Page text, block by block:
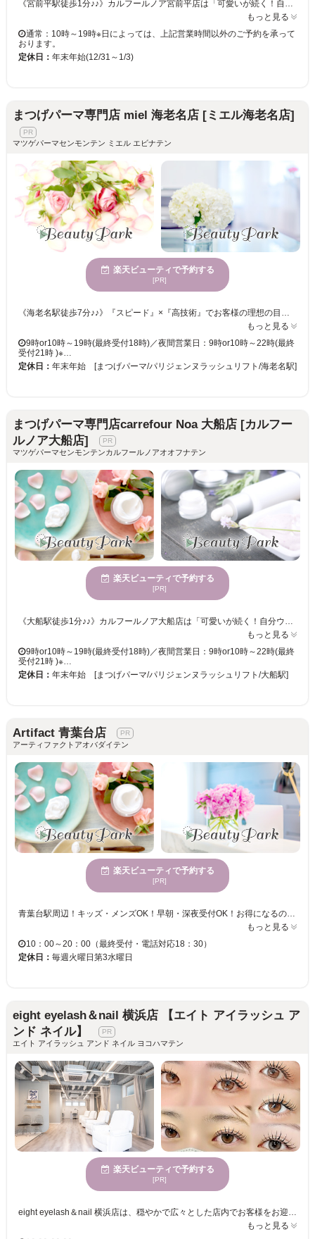
《宮前平駅徒歩1分♪♪》カルフールノア宮前平店は「可愛いが続く！自分ウケ120%」をモットーにしたアイ専門店♪自分ウケやメロい目元になりたい方、忙しい時間の中で時短で可愛い目元になりたい方・コスパもタイパも良く通いたいお客様に◎ carrefour Noa宮前平店は、自分ウケ120%・メロい目元になれるアイ専門店♪ タイパもコスパも良く、通いやすいお店づくりを徹底！ . 忙しくても、高いお金を払わなくても、アナタの可愛い目元を全力でサポート☆ . まつげパーマやパリジェンヌが初めての方も、お気軽にご来店ください。 スタッフがなりたいイメージとまつげ・眉毛の状態を見ながら、理想に近づくお手伝いをさせて頂きます♪ . 宮前平駅から近くのアイ専門店はcarrefour Noa宮前平店♪ . 【電話予約について】サロンからのお願い 当店はご来店中のお客様との時間を大切にするため、お電話でのご予約ですとお待たせしてしまう場合があります。 また、楽天ビューティー経由のお電話は、予約専用のためお客様のお電話番号がわからず、折り返しが出来かねます。 大変恐縮ですが、楽天ビューティー等のネット予約からご予約をお願いいたします。
もっと見る
通常：10時～19時※日によっては、上記営業時間以外のご予約を承って
おります。
定休日： 年末年始(12/31～1/3)
まつげパーマ専門店 miel 海老名店 [ミエル海老名店]
マツゲパーマセンモンテン ミエル エビナテン
楽天ビューティで予約する
[PR]
もっと見る
9時or10時～19時(最終受付18時)／夜間営業日：9時or10時～22時(最終
受付21時 )※…
定休日： 年末年始 [まつげパーマ/パリジェンヌラッシュリフト/海老名駅]
まつげパーマ専門店carrefour Noa 大船店 [カルフー
ルノア大船店]
マツゲパーマセンモンテンカルフールノアオオフナテン
楽天ビューティで予約する
[PR]
もっと見る
9時or10時～19時(最終受付18時)／夜間営業日：9時or10時～22時(最終
受付21時 )※…
定休日： 年末年始 [まつげパーマ/パリジェンヌラッシュリフト/大船駅]
Artifact 青葉台店
アーティファクトアオバダイテン
楽天ビューティで予約する
[PR]
青葉台駅周辺！キッズ・メンズOK！早朝・深夜受付OK！お得になるのは初回だけじゃない！2回目、3回目以降もずっと通い続けたい、ハイクオリティ＆ロープライスなサロン♪こだわりが詰まった施術で美しくしなやかなまつげに☆ 青葉台駅より徒歩5分！レンガや小物がより映える、フォトスタジオのようなオシャレな空間！落ち着いた雰囲気の店内でゆっくりと施術を受けられます♪女性も男性も気軽に通えるサロンとして、地域に密着したこだわりポイントが◎お気に入り店が見つからない方にオススメなサロンです！ ≪Artifact 青葉台店≫では、しっかりとカウンセリングし理想の美しい目元を叶えてくれます！“思っていた仕上がりと違う”なんて困ることもなし！“本当に美容が大好き”なアイデザイナーが、豊富な知識を基にピッタリなデザインを提案してくれます☆マツエク初体験の方も、他のサロンで満足いかなかった方も、Artifactのマツエクをぜひ一度試してみて♪ 『通っているから安い』をコンセプトにした料金システムで、サロンが初めての方も常連さんも、ずっとお得に通い続けられる☆【早朝は8:00・夜は20:00】まで、時間外の予約も相談に乗ってくれるからお仕事帰りにも立ち寄れます♪あなたもArtifactのトリコになってみては・・・♪
もっと見る
10：00～20：00（最終受付・電話対応18：30）
定休日： 毎週火曜日第3水曜日
eight eyelash＆nail 横浜店 【エイト アイラッシュ ア
ンド ネイル】
エイト アイラッシュ アンド ネイル ヨコハマテン
楽天ビューティで予約する
[PR]
eight eyelash＆nail 横浜店は、穏やかで広々とした店内でお客様をお迎えします。トレンドに敏感な女性に支持され、マンツーマンの丁寧なカウンセリングにより、一人ひとりに合った理想のまつげを実現します。自然光が差し込む快適な空間で、心地よく施術を楽しむことができます。お客様自身の魅力を最大限に引き出すためのサービスを提供し、満足のいく仕上がりで自信を持って新しい日々を迎えられることでしょう。eight eyelash＆nail 横浜店で、新しい自分を見つけてみませんか。心をこめたサービスでお待ちしております。
もっと見る